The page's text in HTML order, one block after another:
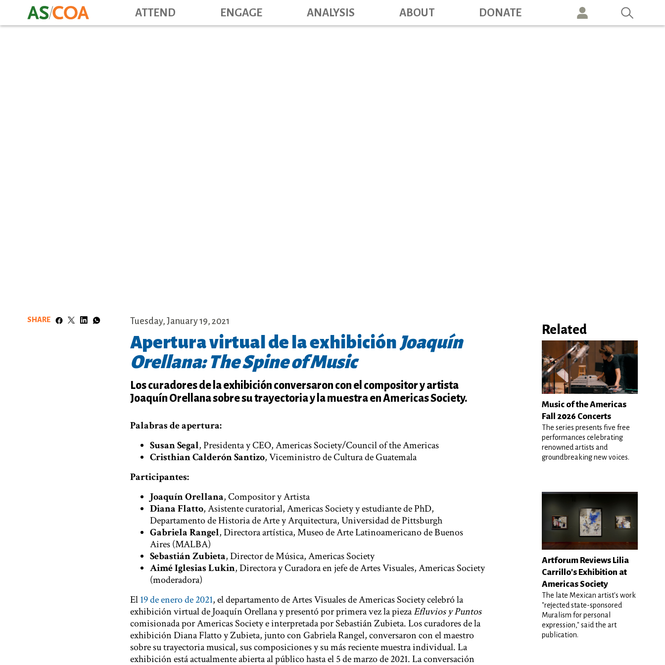
to
Main navigation
ATTEND ENGAGE ANALYSIS ABOUT DONATE
SHARE Tuesday, January 19, 2021
Apertura virtual de la exhibiciónJoaquín
Orellana: The Spine of Music
Los curadores de la exhibición conversaron con el compositor y artista
Joaquín Orellana sobre su trayectoria y la muestra en Americas Society.
Palabras de apertura:
Susan Segal, Presidenta y CEO, Americas Society/Council of the Americas
Cristhian Calderón Santizo, Viceministro de Cultura de Guatemala
Participantes:
Joaquín Orellana, Compositor y Artista
Diana Flatto, Asistente curatorial, Americas Society y estudiante de PhD,
Departamento de Historia de Arte y Arquitectura, Universidad de Pittsburgh
Gabriela Rangel, Directora artística, Museo de Arte Latinoamericano de Buenos
Aires (MALBA)
Sebastián Zubieta, Director de Música, Americas Society
Aimé Iglesias Lukin, Directora y Curadora en jefe de Artes Visuales, Americas Society
(moderadora)
El19 de enero de 2021, el departamento de Artes Visuales de Americas Society celebró la
exhibición virtual de Joaquín Orellana y presentó por primera vez la piezaEfluvios y Puntos
comisionada por Americas Society e interpretada por Sebastián Zubieta. Los curadores de la
exhibición Diana Flatto y Zubieta, junto con Gabriela Rangel, conversaron con el maestro
sobre su trayectoria musical, sus composiciones y su más reciente muestra individual. La
exhibición está actualmente abierta al público hasta el 5 de marzo de 2021. La conversación
Related
Music of the Americas
Fall 2026 Concerts
The series presents five free
performances celebrating
renowned artists and
groundbreaking new voices.
Artforum Reviews Lilia
Carrillo's Exhibition at
Americas Society
The late Mexican artist's work
"rejected state-sponsored
Muralism for personal
expression," said the art
publication.